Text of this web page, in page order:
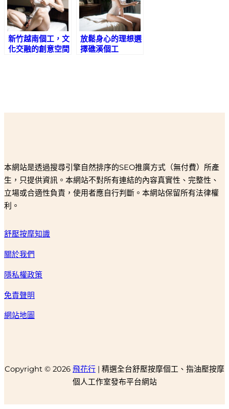
新竹越南個工，文
化交融的創意空間
放鬆身心的理想選
擇礁溪個工
本網站是透過搜尋引擎自然排序的SEO推廣方式（無付費）所產
生，只提供資訊。本網站不對所有連結的內容真實性、完整性、
立場或合適性負責，使用者應自行判斷。本網站保留所有法律權
利。
舒壓按摩知識
關於我們
隱私權政策
免責聲明
網站地圖
Copyright © 2026 飛花行 | 精選全台舒壓按摩個工、指油壓按摩
個人工作室發布平台網站